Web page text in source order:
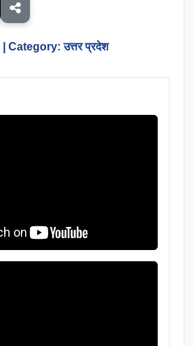
| Category:उत्तर प्रदेश